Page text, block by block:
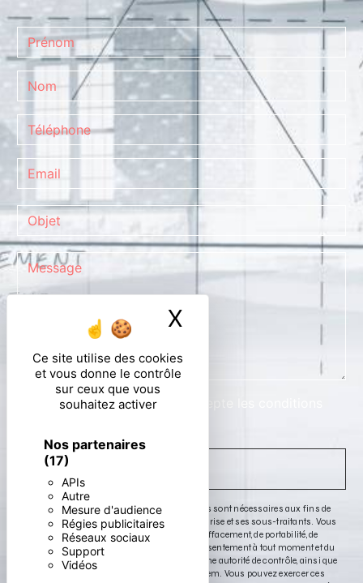
Ce site utilise des cookies
et vous donne le contrôle
sur ceux que vous
souhaitez activer
Nos partenaires
(17)
APIs
Autre
Mesure d'audience
Régies publicitaires
Réseaux sociaux
Support
Vidéos
X Masquer le
En cochant cette case, j'accepte les conditions
** Les données personnelles communiquées sont nécessaires aux fins de
vous contacter. Elles sont destinées à l'entreprise et ses sous-traitants. Vous
disposez de droits d’accès, de rectification, d’effacement, de portabilité, de
limitation, d’opposition, de retrait de votre consentement à tout moment et du
droit d’introduire une réclamation auprès d’une autorité de contrôle, ainsi que
d’organiser le sort de vos données post-mortem. Vous pouvez exercer ces